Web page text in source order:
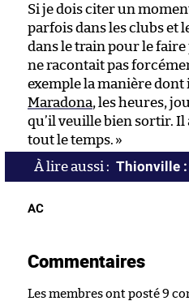
Si je dois citer un
parfois dans les clubs et
dans le train pour le
ne racontait pas
exemple la manière dont
Maradona, les heures,
qu’il veuille bien sortir. Il
tout le temps. »
Thionville :
AC
Commentaires
Les membres ont posté 9